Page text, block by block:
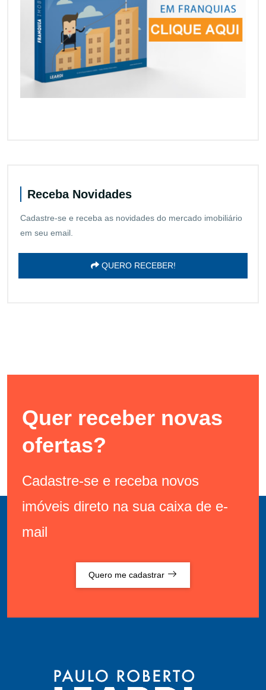
Receba Novidades
Cadastre-se e receba as novidades do mercado imobiliário
em seu email.
QUERO RECEBER!
Quer receber novas
ofertas?
Cadastre-se e receba novos
imóveis direto na sua caixa de e-
mail
Quero me cadastrar